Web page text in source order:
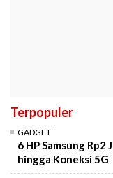
Terpopuler
GADGET
6 HP Samsung Rp2
hingga Koneksi 5G